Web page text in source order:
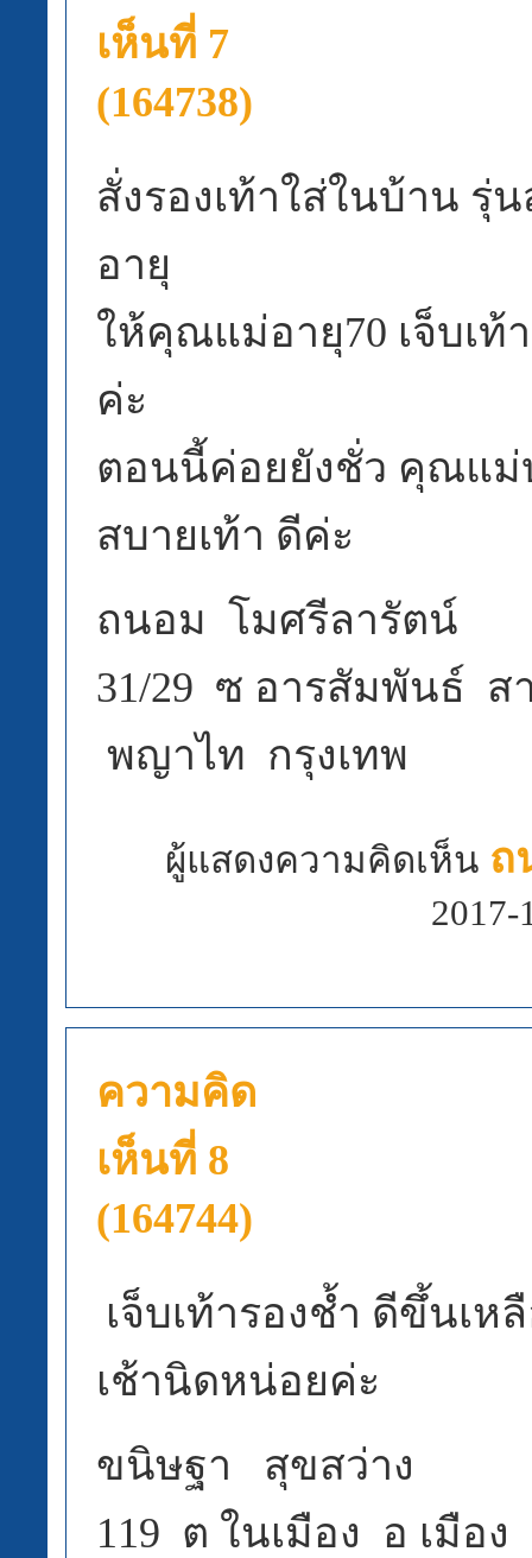
เห็นที่ 7
(164738)
สั่งรองเท้าใส่ในบ้าน รุ่
อายุ
ให้คุณแม่อายุ70 เจ็บเท้
ค่ะ
ตอนนี้ค่อยยังชั่ว คุณแม่
สบายเท้า ดีค่ะ
ถนอม โมศรีลารัตน์
31/29 ซ อารสัมพันธ์ ส
พญาไท กรุงเทพ
ผู้แสดงความคิดเห็น ถ
2017-
ความคิด
เห็นที่ 8
(164744)
เจ็บเท้ารองช้ำ ดีขึ้นเห
เช้านิดหน่อยค่ะ
ขนิษฐา สุขสว่าง
119 ต ในเมือง อ เมือ